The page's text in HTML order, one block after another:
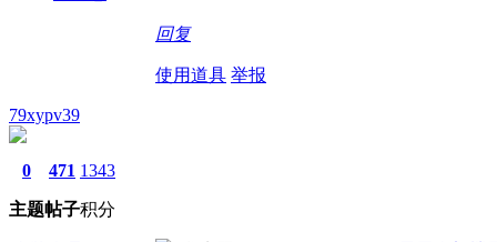
回复
使用道具 举报
79xypv39
0
主题
471
帖子
1343
积分